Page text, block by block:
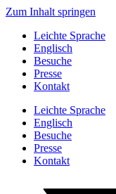
Zum Inhalt springen
Leichte Sprache
Englisch
Besuche
Presse
Kontakt
Leichte Sprache
Englisch
Besuche
Presse
Kontakt